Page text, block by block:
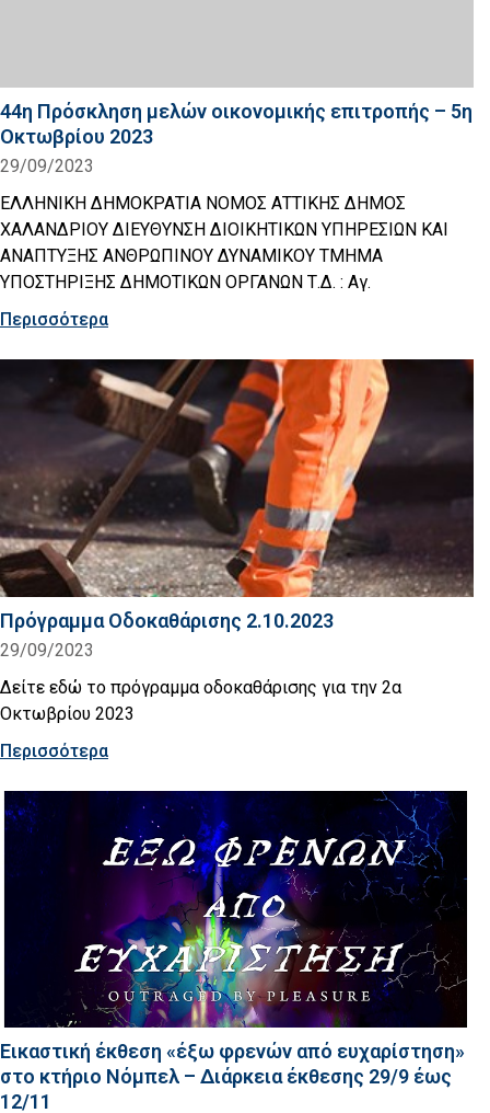
44η Πρόσκληση μελών οικονομικής επιτροπής – 5η
Οκτωβρίου 2023
29/09/2023
ΕΛΛΗΝΙΚΗ ΔΗΜΟΚΡΑΤΙΑ ΝΟΜΟΣ ΑΤΤΙΚΗΣ ΔΗΜΟΣ
ΧΑΛΑΝΔΡΙΟΥ ΔΙΕΥΘΥΝΣΗ ΔΙΟΙΚΗΤΙΚΩΝ ΥΠΗΡΕΣΙΩΝ ΚΑΙ
ΑΝΑΠΤΥΞΗΣ ΑΝΘΡΩΠΙΝΟΥ ΔΥΝΑΜΙΚΟΥ ΤΜΗΜΑ
ΥΠΟΣΤΗΡΙΞΗΣ ΔΗΜΟΤΙΚΩΝ ΟΡΓΑΝΩΝ Τ.Δ. : Αγ.
Περισσότερα
Πρόγραμμα Οδοκαθάρισης 2.10.2023
29/09/2023
Δείτε εδώ το πρόγραμμα οδοκαθάρισης για την 2α
Οκτωβρίου 2023
Περισσότερα
Εικαστική έκθεση «έξω φρενών από ευχαρίστηση»
στο κτήριο Νόμπελ – Διάρκεια έκθεσης 29/9 έως
12/11